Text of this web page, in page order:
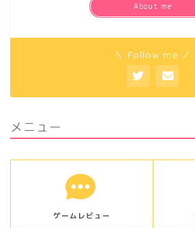
About me
＼ Follow me ／
メニュー
ゲームレビュー